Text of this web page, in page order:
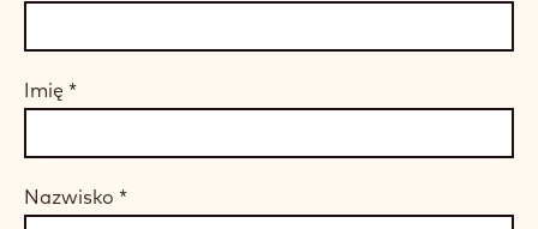
Imię *
Nazwisko *